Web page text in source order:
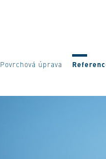
Povrchová úprava